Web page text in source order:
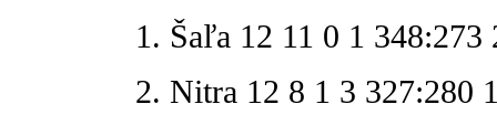
1. Šaľa 12 11 0 1 348:273
2. Nitra 12 8 1 3 327:280